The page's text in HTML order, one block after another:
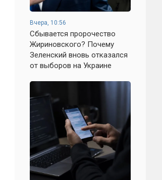
Вчера, 10:56
Сбывается пророчество
Жириновского? Почему
Зеленский вновь отказался
от выборов на Украине